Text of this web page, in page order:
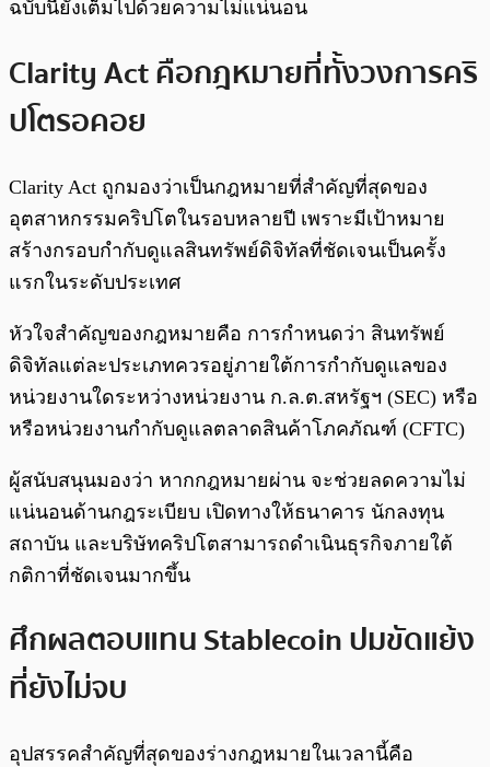
ฉบับนี้ยังเต็มไปด้วยความไม่แน่นอน
Clarity Act คือกฎหมายที่ทั้งวงการคริ
ปโตรอคอย
Clarity Act ถูกมองว่าเป็นกฎหมายที่สำคัญที่สุดของ
อุตสาหกรรมคริปโตในรอบหลายปี เพราะมีเป้าหมาย
สร้างกรอบกำกับดูแลสินทรัพย์ดิจิทัลที่ชัดเจนเป็นครั้ง
แรกในระดับประเทศ
หัวใจสำคัญของกฎหมายคือ การกำหนดว่า สินทรัพย์
ดิจิทัลแต่ละประเภทควรอยู่ภายใต้การกำกับดูแลของ
หน่วยงานใดระหว่างหน่วยงาน ก.ล.ต.สหรัฐฯ (SEC) หรือ
หรือหน่วยงานกำกับดูแลตลาดสินค้าโภคภัณฑ์ (CFTC)
ผู้สนับสนุนมองว่า หากกฎหมายผ่าน จะช่วยลดความไม่
แน่นอนด้านกฎระเบียบ เปิดทางให้ธนาคาร นักลงทุน
สถาบัน และบริษัทคริปโตสามารถดำเนินธุรกิจภายใต้
กติกาที่ชัดเจนมากขึ้น
ศึกผลตอบแทน Stablecoin ปมขัดแย้ง
ที่ยังไม่จบ
อุปสรรคสำคัญที่สุดของร่างกฎหมายในเวลานี้คือ